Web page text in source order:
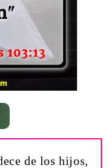
de los hijos,